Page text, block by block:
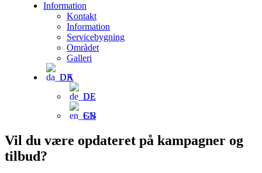
Information
Kontakt
Information
Servicebygning
Området
Galleri
DA
DE
EN
Vil du være opdateret på kampagner og
tilbud?